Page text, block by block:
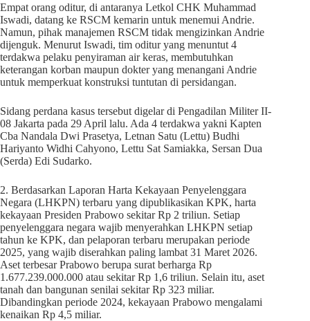
Empat orang oditur, di antaranya Letkol CHK Muhammad
Iswadi, datang ke RSCM kemarin untuk menemui Andrie.
Namun, pihak manajemen RSCM tidak mengizinkan Andrie
dijenguk. Menurut Iswadi, tim oditur yang menuntut 4
terdakwa pelaku penyiraman air keras, membutuhkan
keterangan korban maupun dokter yang menangani Andrie
untuk memperkuat konstruksi tuntutan di persidangan.
Sidang perdana kasus tersebut digelar di Pengadilan Militer II-
08 Jakarta pada 29 April lalu. Ada 4 terdakwa yakni Kapten
Cba Nandala Dwi Prasetya, Letnan Satu (Lettu) Budhi
Hariyanto Widhi Cahyono, Lettu Sat Samiakka, Sersan Dua
(Serda) Edi Sudarko.
2. Berdasarkan Laporan Harta Kekayaan Penyelenggara
Negara (LHKPN) terbaru yang dipublikasikan KPK, harta
kekayaan Presiden Prabowo sekitar Rp 2 triliun. Setiap
penyelenggara negara wajib menyerahkan LHKPN setiap
tahun ke KPK, dan pelaporan terbaru merupakan periode
2025, yang wajib diserahkan paling lambat 31 Maret 2026.
Aset terbesar Prabowo berupa surat berharga Rp
1.677.239.000.000 atau sekitar Rp 1,6 triliun. Selain itu, aset
tanah dan bangunan senilai sekitar Rp 323 miliar.
Dibandingkan periode 2024, kekayaan Prabowo mengalami
kenaikan Rp 4,5 miliar.